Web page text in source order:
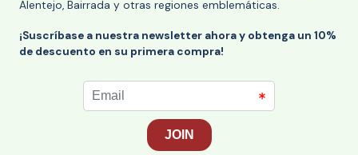
Alentejo, Bairrada y otras regiones emblemáticas.
¡Suscríbase a nuestra newsletter ahora y obtenga un 10%
de descuento en su primera compra!